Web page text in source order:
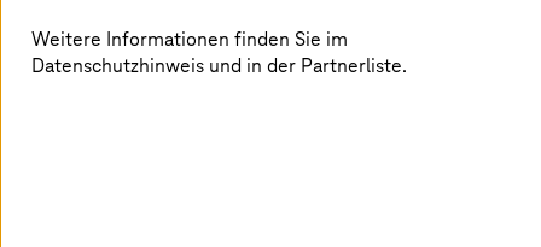
Weitere Informationen finden Sie im
Datenschutzhinweis und in der Partnerliste.